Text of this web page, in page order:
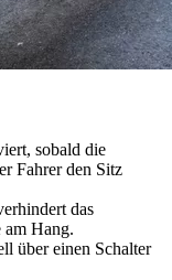
sobald die
Fahrer den Sitz
das
Hang.
über einen Schalter